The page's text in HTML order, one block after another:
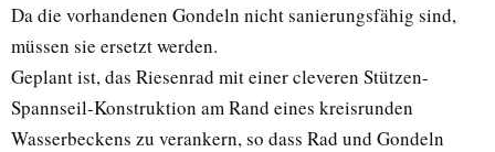
Da die vorhandenen Gondeln nicht sanierungsfähig sind,
müssen sie ersetzt werden.
Geplant ist, das Riesenrad mit einer cleveren Stützen-
Spannseil-Konstruktion am Rand eines kreisrunden
Wasserbeckens zu verankern, so dass Rad und Gondeln